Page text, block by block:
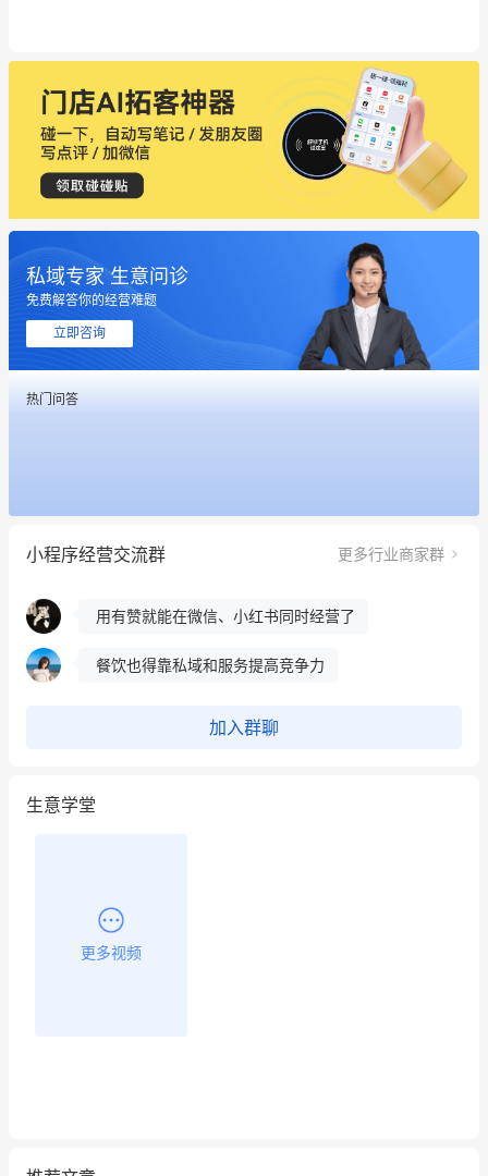
私域专家 生意问诊
免费解答你的经营难题
立即咨询
热门问答
小程序经营交流群 更多行业商家群
这个营销策划案例推荐大家看一下
用有赞就能在微信、小红书同时经营了
冰墩墩货源充足需要的联系我
这个营销策划案例推荐大家看一下
用有赞就能在微信、小红书同时经营了
餐饮也得靠私域和服务提高竞争力
加入群聊
生意学堂
更多视频